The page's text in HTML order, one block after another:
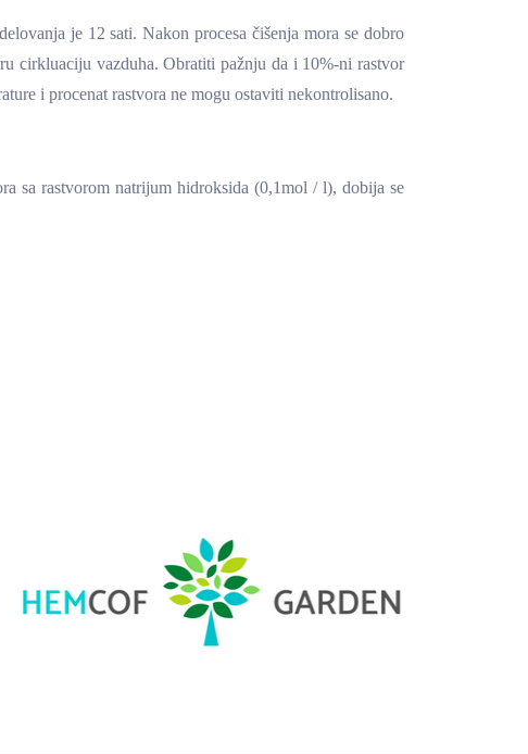
je 12 sati. Nakon procesa čišenja mora se dobro
cirkluaciju vazduha. Obratiti pažnju da i 10%-ni rastvor
i procenat rastvora ne mogu ostaviti nekontrolisano.
sa rastvorom natrijum hidroksida (0,1mol / l), dobija se